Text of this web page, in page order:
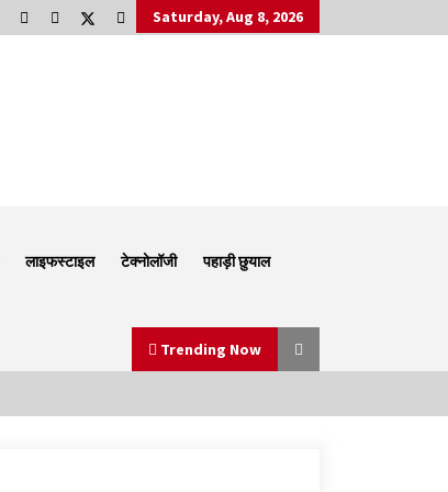
Saturday, Aug 8, 2026
लाइफस्टाइल टेक्नोलॉजी पहाड़ी छुयाल
Trending Now